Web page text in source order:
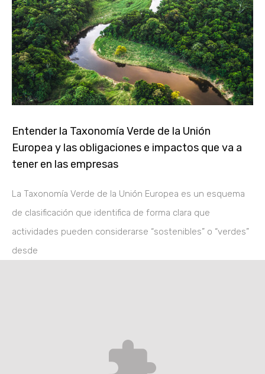
Entender la Taxonomía Verde de la Unión
Europea y las obligaciones e impactos que va a
tener en las empresas
La Taxonomía Verde de la Unión Europea es un esquema
de clasificación que identifica de forma clara que
actividades pueden considerarse “sostenibles” o “verdes”
desde